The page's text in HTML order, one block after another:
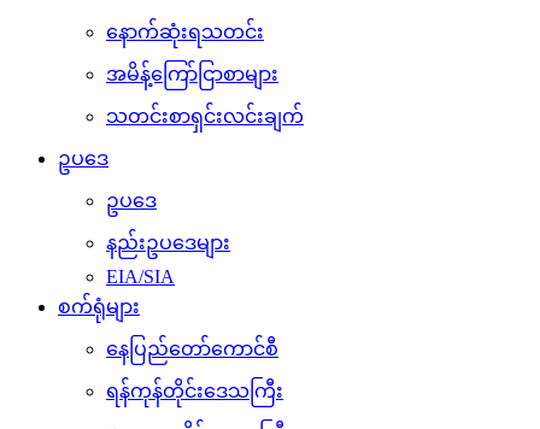
နောက်ဆုံးရသတင်း
အမိန့်ကြော်ငြာစာများ
သတင်းစာရှင်းလင်းချက်
ဥပဒေ
ဥပဒေ
နည်းဥပဒေများ
EIA/SIA
စက်ရုံများ
နေပြည်တော်ကောင်စီ
ရန်ကုန်တိုင်းဒေသကြီး